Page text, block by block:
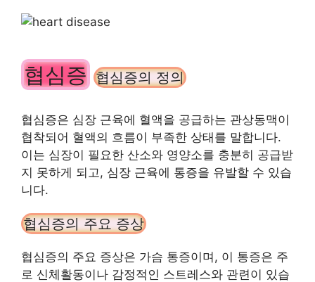
협심증 협심증의 정의
협심증은 심장 근육에 혈액을 공급하는 관상동맥이
협착되어 혈액의 흐름이 부족한 상태를 말합니다.
이는 심장이 필요한 산소와 영양소를 충분히 공급받
지 못하게 되고, 심장 근육에 통증을 유발할 수 있습
니다.
협심증의 주요 증상
협심증의 주요 증상은 가슴 통증이며, 이 통증은 주
로 신체활동이나 감정적인 스트레스와 관련이 있습